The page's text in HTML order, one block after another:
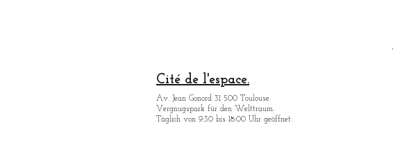
Cité de l'espace.
Av. Jean Gonord 31 500 Toulouse.
Vergnugspark für den Welttraum.
Täglich von 9:30 bis 18:00 Uhr geöffnet.